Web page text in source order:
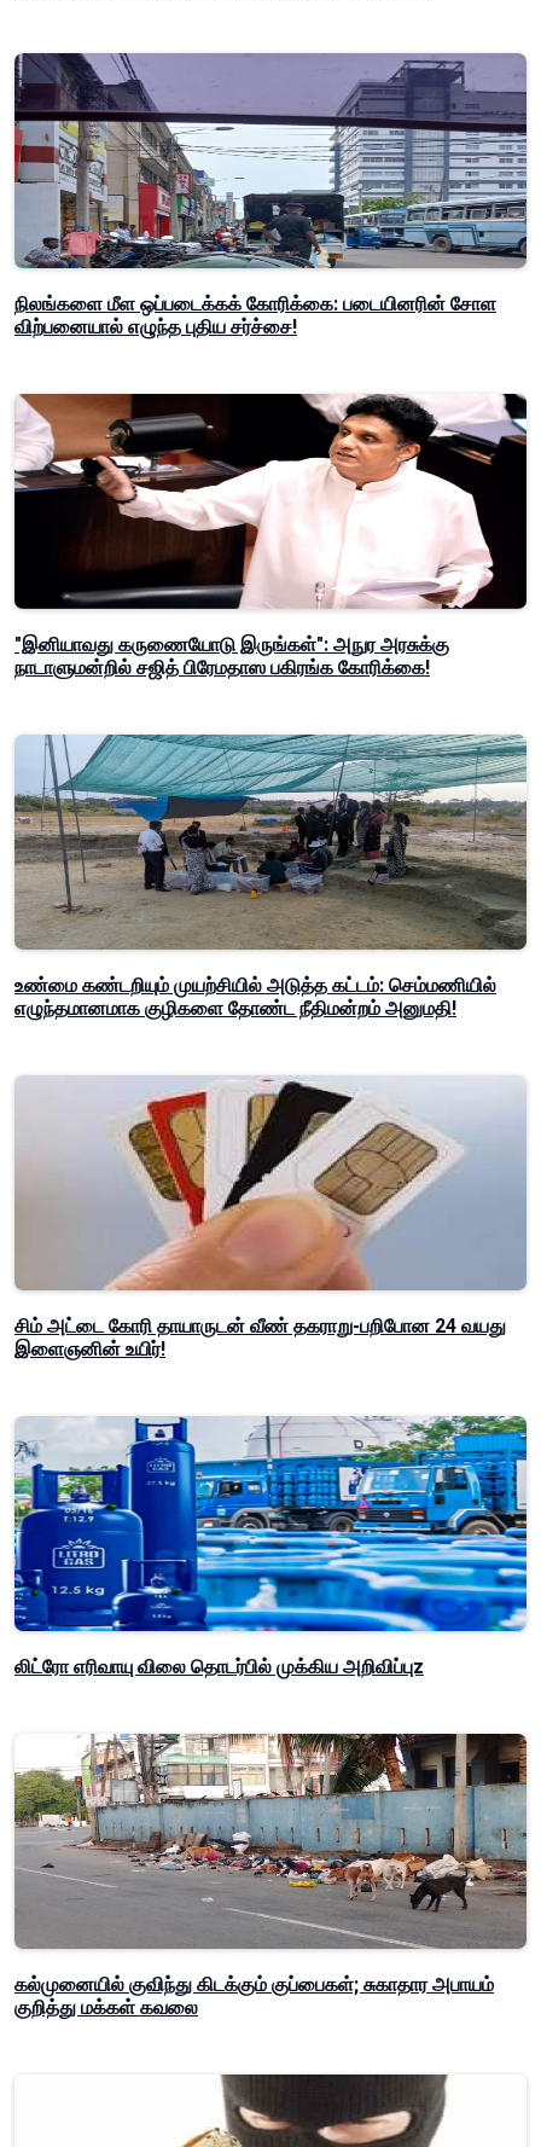
நிலங்களை மீள ஒப்படைக்கக் கோரிக்கை: படையினரின் சோள
விற்பனையால் எழுந்த புதிய சர்ச்சை!
"இனியாவது கருணையோடு இருங்கள்": அநுர அரசுக்கு
நாடாளுமன்றில் சஜித் பிரேமதாஸ பகிரங்க கோரிக்கை!
உண்மை கண்டறியும் முயற்சியில் அடுத்த கட்டம்: செம்மணியில்
எழுந்தமானமாக குழிகளை தோண்ட நீதிமன்றம் அனுமதி!
சிம் அட்டை கோரி தாயாருடன் வீண் தகராறு-பறிபோன 24 வயது
இளைஞனின் உயிர்!
லிட்ரோ எரிவாயு விலை தொடர்பில் முக்கிய அறிவிப்புz
கல்முனையில் குவிந்து கிடக்கும் குப்பைகள்; சுகாதார அபாயம்
குறித்து மக்கள் கவலை